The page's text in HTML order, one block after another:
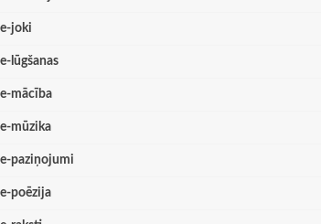
e-joki
e-lūgšanas
e-mācība
e-mūzika
e-paziņojumi
e-poēzija